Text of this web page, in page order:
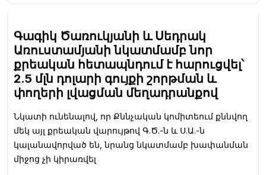
Գագիկ Ծառուկյանի և Սեդրակ
Առուստամյանի նկատմամբ նոր
քրեական հետապնդում է հարուցվել՝
2.5 մլն դոլարի գույքի շորթման և
փողերի լվացման մեղադրանքով
Նկատի ունենալով, որ Քննչական կոմիտեում քննվող
մեկ այլ քրեական վարույթով Գ.Ծ.-ն և Ս.Ա.-ն
կալանավորված են, նրանց նկատմամբ խափանման
միջոց չի կիրառվել